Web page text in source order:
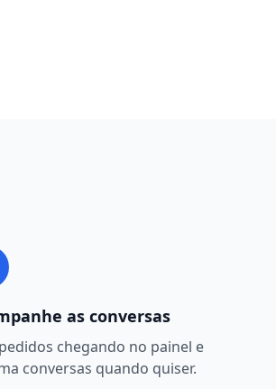
as conversas
chegando no painel e
conversas quando quiser.